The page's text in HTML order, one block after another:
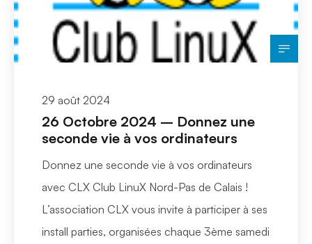
29 août 2024
26 Octobre 2024 – Donnez une
seconde vie à vos ordinateurs
Donnez une seconde vie à vos ordinateurs
avec CLX Club LinuX Nord-Pas de Calais !
L’association CLX vous invite à participer à ses
install parties, organisées chaque 3ème samedi